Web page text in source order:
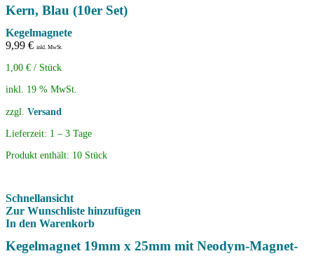
Kern, Blau (10er Set)
Kegelmagnete
9,99 € inkl. MwSt.
1,00 € / Stück
inkl. 19 % MwSt.
zzgl. Versand
Lieferzeit: 1 – 3 Tage
Produkt enthält: 10 Stück
Schnellansicht
Zur Wunschliste hinzufügen
In den Warenkorb
Kegelmagnet 19mm x 25mm mit Neodym-Magnet-